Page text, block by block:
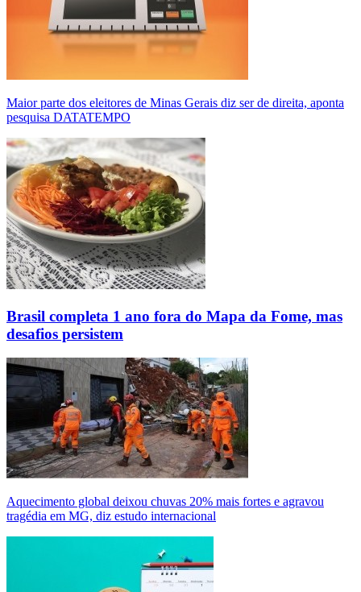
Maior parte dos eleitores de Minas Gerais diz ser de direita, aponta
pesquisa DATATEMPO
Brasil completa 1 ano fora do Mapa da Fome, mas
desafios persistem
Aquecimento global deixou chuvas 20% mais fortes e agravou
tragédia em MG, diz estudo internacional